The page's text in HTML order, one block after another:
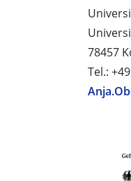
78457
Tel.: